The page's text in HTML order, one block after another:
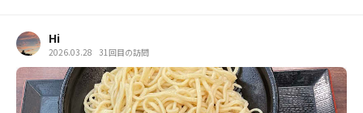
Hi
2026.03.28 31回目の訪問